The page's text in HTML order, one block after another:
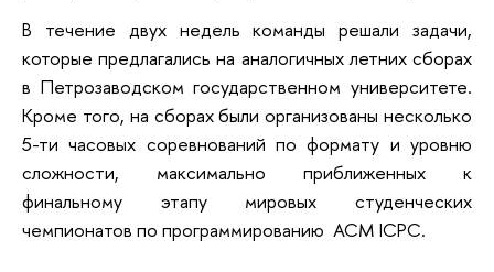
В течение двух недель команды решали задачи,
которые предлагались на аналогичных летних сборах
в Петрозаводском государственном университете.
Кроме того, на сборах были организованы несколько
5-ти часовых соревнований по формату и уровню
сложности, максимально приближенных к
финальному этапу мировых студенческих
чемпионатов по программированию ACM ICPC.